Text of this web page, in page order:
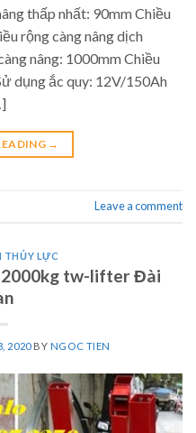
thấp nhất: 90mm Chiều
rộng càng nâng dịch
nâng: 1000mm Chiều
dụng ắc quy: 12V/150Ah
→
Leave a comment
THỦY LỰC
tw-lifter Đài
2020BY NGOC TIEN